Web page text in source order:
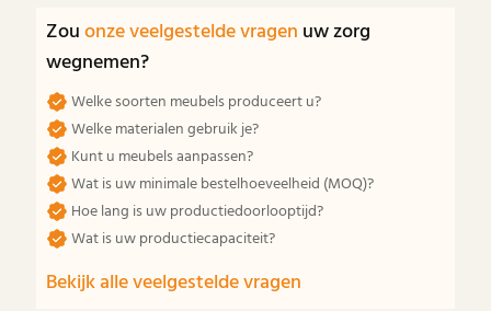
Zouonze veelgestelde vragen uw zorg
wegnemen?
Welke soorten meubels produceert u?
Welke materialen gebruik je?
Kunt u meubels aanpassen?
Wat is uw minimale bestelhoeveelheid (MOQ)?
Hoe lang is uw productiedoorlooptijd?
Wat is uw productiecapaciteit?
Bekijk alle veelgestelde vragen